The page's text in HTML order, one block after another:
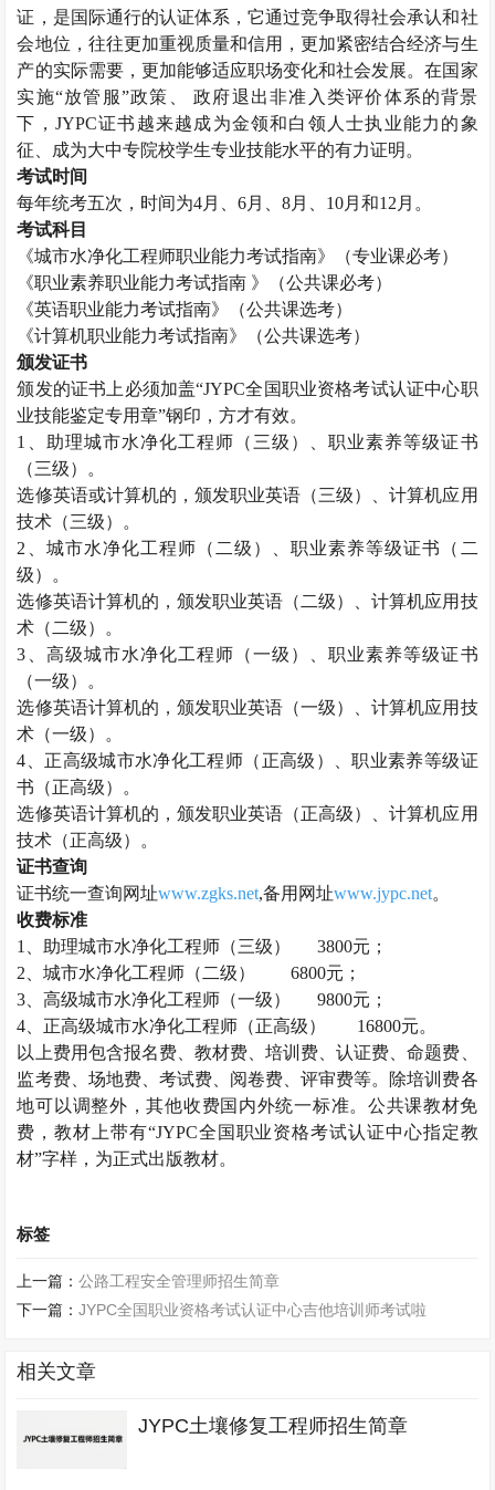
证，是国际通行的认证体系，它通过竞争取得社会承认和社
会地位，往往更加重视质量和信用，更加紧密结合经济与生
产的实际需要，更加能够适应职场变化和社会发展。在国家
实施“放管服”政策、 政府退出非准入类评价体系的背景
下，JYPC证书越来越成为金领和白领人士执业能力的象
征、成为大中专院校学生专业技能水平的有力证明。
考试时间
每年统考五次，时间为4月、6月、8月、10月和12月。
考试科目
《城市水净化工程师职业能力考试指南》（专业课必考）
《职业素养职业能力考试指南 》（公共课必考）
《英语职业能力考试指南》（公共课选考）
《计算机职业能力考试指南》（公共课选考）
颁发证书
颁发的证书上必须加盖“JYPC全国职业资格考试认证中心职
业技能鉴定专用章”钢印，方才有效。
1、助理城市水净化工程师 （三级）、职业素养等级证书
（三级）。
选修英语或计算机的，颁发职业英语（三级）、计算机应用
技术（三级）。
2、 城市水净化工程师 （二级）、职业素养等级证书（二
级）。
选修英语计算机的，颁发职业英语（二级）、计算机应用技
术（二级）。
3、高级城市水净化工程师 （一级）、职业素养等级证书
（一级）。
选修英语计算机的，颁发职业英语（一级）、计算机应用技
术（一级）。
4、正高级城市水净化工程师 （正高级）、职业素养等级证
书（正高级）。
选修英语计算机的，颁发职业英语（正高级）、计算机应用
技术（正高级）。
证书查询
证书统一查询网址www.zgks.net,备用网址www.jypc.net。
收费标准
1、助理城市水净化工程师 （三级）
3800元；
2、城市水净化工程师 （二级）
6800元；
3、高级城市水净化工程师 （一级）
9800元；
4、正高级城市水净化工程师 （正高级）
16800元。
以上费用包含报名费、教材费、培训费、认证费、命题费、
监考费、场地费、考试费、阅卷费、评审费等。除培训费各
地可以调整外，其他收费国内外统一标准。公共课教材免
费，教材上带有“JYPC全国职业资格考试认证中心指定教
材”字样，为正式出版教材。
标签
上一篇：公路工程安全管理师招生简章
下一篇：JYPC全国职业资格考试认证中心吉他培训师考试啦
相关文章
JYPC土壤修复工程师招生简章